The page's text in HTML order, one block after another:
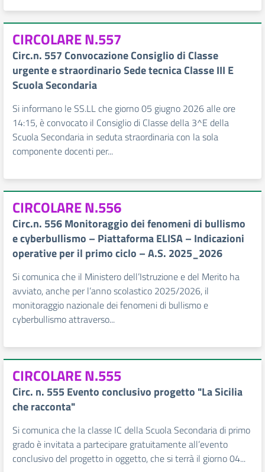
CIRCOLARE N.557
Circ.n. 557 Convocazione Consiglio di Classe
urgente e straordinario Sede tecnica Classe III E
Scuola Secondaria
Si informano le SS.LL che giorno 05 giugno 2026 alle ore
14:15, è convocato il Consiglio di Classe della 3^E della
Scuola Secondaria in seduta straordinaria con la sola
componente docenti per...
CIRCOLARE N.556
Circ.n. 556 Monitoraggio dei fenomeni di bullismo
e cyberbullismo – Piattaforma ELISA – Indicazioni
operative per il primo ciclo – A.S. 2025_2026
Si comunica che il Ministero dell’Istruzione e del Merito ha
avviato, anche per l’anno scolastico 2025/2026, il
monitoraggio nazionale dei fenomeni di bullismo e
cyberbullismo attraverso...
CIRCOLARE N.555
Circ. n. 555 Evento conclusivo progetto "La Sicilia
che racconta"
Si comunica che la classe IC della Scuola Secondaria di primo
grado è invitata a partecipare gratuitamente all’evento
conclusivo del progetto in oggetto, che si terrà il giorno 04...